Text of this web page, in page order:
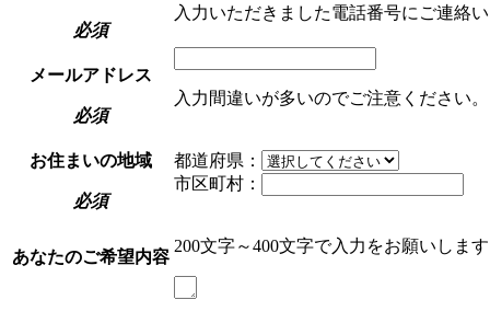
必須
入力いただきました電話番号にご連絡
メールアドレス
必須
入力間違いが多いのでご注意ください。
お住まいの地域
必須
都道府県：
市区町村：
あなたのご希望内容
200文字～400文字で入力をお願いしま